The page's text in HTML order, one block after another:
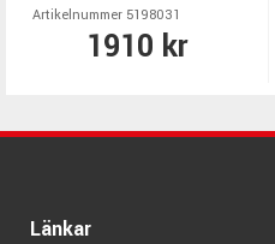
Artikelnummer 5198031
1910 kr
Länkar